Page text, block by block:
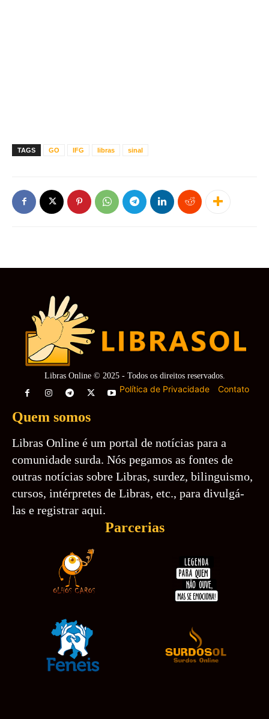
TAGS GO IFG libras sinal
Libras Online © 2025 - Todos os direitos reservados.
Política de Privacidade- Contato
Quem somos
Libras Online é um portal de notícias para a
comunidade surda. Nós pegamos as fontes de
outras notícias sobre Libras, surdez, bilinguismo,
cursos, intérpretes de Libras, etc., para divulgá-
las e registrar aqui.
Parcerias